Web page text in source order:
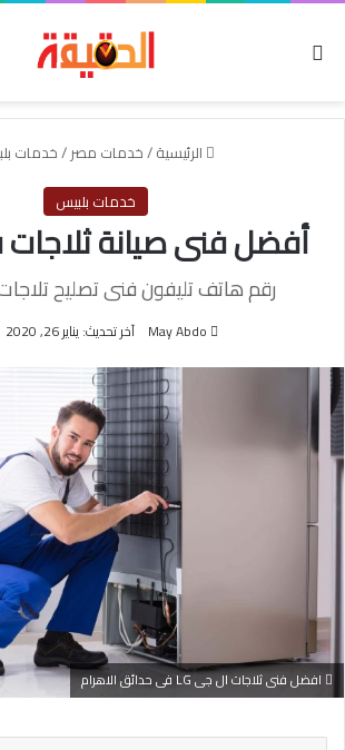
الرئيسية/خدمات مصر/خدمات
خدمات بلبيس
أفضل فنى صيانة
رقم هاتف تليفون فنى تصليح
May Abdo آخر تحديث: يناير 26, 2020
افضل فنى ثلاجات ال جى LG فى حدائق الاهرام